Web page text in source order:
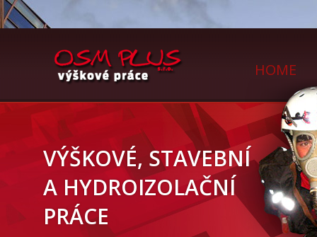
HOME
VÝŠKOVÉ, STAVEBNÍ
A HYDROIZOLAČNÍ
PRÁCE